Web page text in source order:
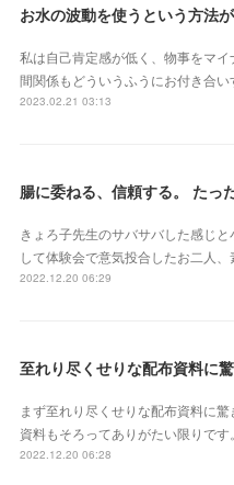
私は自己肯定感が低く、物事をマ
間関係もどういうふうにお付き合
2023.02.21 03:13
きょろ子先生のサバサバした感じ
して体験会で意気投合したお二人
2022.12.20 06:29
至れり尽くせりな配布資料に
まず至れり尽くせりな配布資料に
資料もそろってありがたい限りで
2022.12.20 06:28